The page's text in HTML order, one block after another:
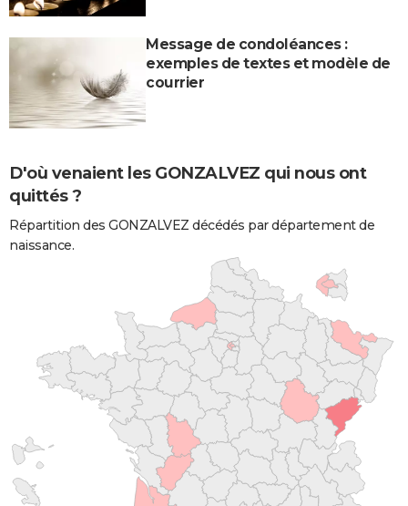
Message de condoléances :
exemples de textes et modèle de
courrier
D'où venaient les GONZALVEZ qui nous ont
quittés ?
Répartition des GONZALVEZ décédés par département de
naissance.